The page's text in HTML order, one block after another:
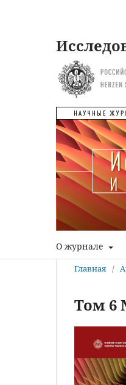
О журнале
Главная /
Том 6